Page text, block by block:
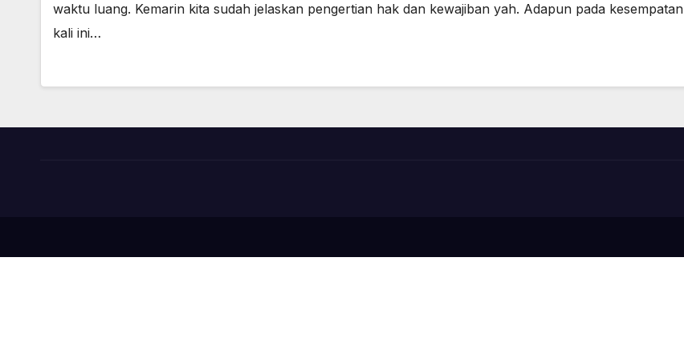
waktu luang. Kemarin kita sudah jelaskan pengertian hak dan kewajiban yah. Adapun pada kesempatan
kali ini…